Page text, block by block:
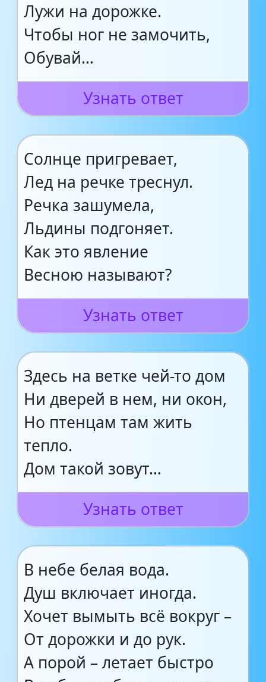
Лужи на дорожке.
Чтобы ног не замочить,
Обувай…
Узнать ответ
Солнце пригревает,
Лед на речке треснул.
Речка зашумела,
Льдины подгоняет.
Как это явление
Весною называют?
Узнать ответ
Здесь на ветке чей-то дом
Ни дверей в нем, ни окон,
Но птенцам там жить
тепло.
Дом такой зовут…
Узнать ответ
В небе белая вода.
Душ включает иногда.
Хочет вымыть всё вокруг –
От дорожки и до рук.
А порой – летает быстро